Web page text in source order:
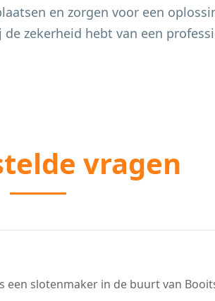
en zorgen voor een
zekerheid hebt van een
vragen
een slotenmaker in de buurt van